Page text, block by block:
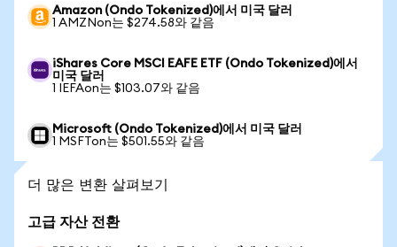
Amazon (Ondo Tokenized)에서 미국 달러
1 AMZNon는 $274.58와 같음
iShares Core MSCI EAFE ETF (Ondo Tokenized)에서
미국 달러
1 IEFAon는 $103.07와 같음
Microsoft (Ondo Tokenized)에서 미국 달러
1 MSFTon는 $501.55와 같음
더 많은 변환 살펴보기
고급 자산 전환